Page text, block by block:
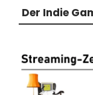
Der Indie